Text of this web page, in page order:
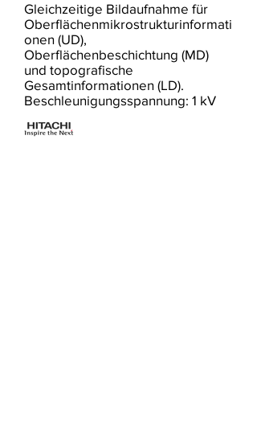
Gleichzeitige Bildaufnahme für
Oberflächenmikrostrukturinformati
onen (UD),
Oberflächenbeschichtung (MD)
und topografische
Gesamtinformationen (LD).
Beschleunigungsspannung: 1 kV